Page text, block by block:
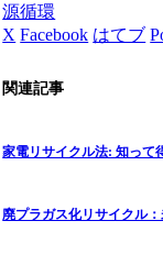
源循環
X Facebook はてブ
関連記事
家電リサイクル法: 知って
廃プラガス化リサイクル